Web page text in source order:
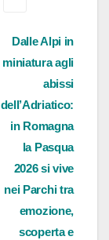
Dalle Alpi in
miniatura agli
abissi
dell’Adriatico:
in Romagna
la Pasqua
2026 si vive
nei Parchi tra
emozione,
scoperta e